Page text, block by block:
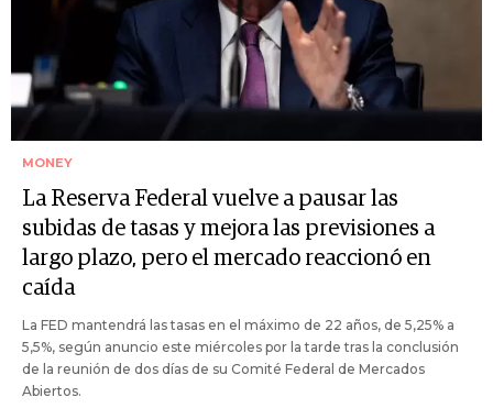
MONEY
La Reserva Federal vuelve a pausar las
subidas de tasas y mejora las previsiones a
largo plazo, pero el mercado reaccionó en
caída
La FED mantendrá las tasas en el máximo de 22 años, de 5,25% a
5,5%, según anuncio este miércoles por la tarde tras la conclusión
de la reunión de dos días de su Comité Federal de Mercados
Abiertos.